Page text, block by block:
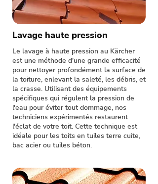
Lavage haute pression
Le lavage à haute pression au Kärcher
est une méthode d'une grande efficacité
pour nettoyer profondément la surface de
la toiture, enlevant la saleté, les débris, et
la crasse. Utilisant des équipements
spécifiques qui régulent la pression de
l'eau pour éviter tout dommage, nos
techniciens expérimentés restaurent
l'éclat de votre toit. Cette technique est
idéale pour les toits en tuiles terre cuite,
bac acier ou tuiles béton.